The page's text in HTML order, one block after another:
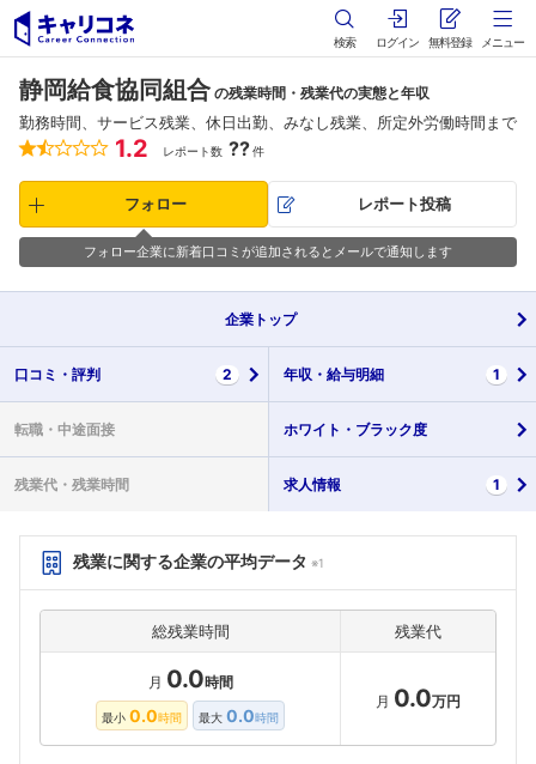
検索 ログイン 無料登録 メニュー
静岡給食協同組合 の残業時間・残業代の実態と年収
勤務時間、サービス残業、休日出勤、みなし残業、所定外労働時間まで
1.2 レポート数 ??件
フォロー レポート投稿
フォロー企業に新着口コミが追加されるとメールで通知します
企業 トップ
口コミ・ 評判 2 年収・ 給与明細 1
転職・ 中途面接 ホワイト・ ブラック度
残業代・ 残業時間 求人情報 1
残業に関する企業の平均データ ※1
総残業時間 残業代
月 0.0時間
最小 0.0時間 最大 0.0時間
月 0.0万円